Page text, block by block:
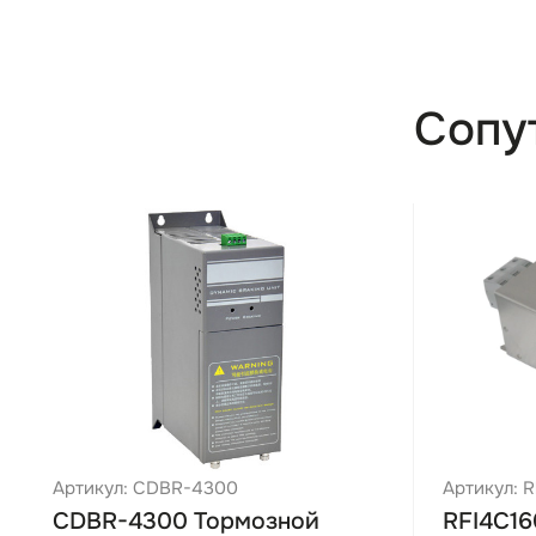
Наличие
Модели
Артикул: CDBR-4300
CDBR-4300 Тормозной
Артикул: